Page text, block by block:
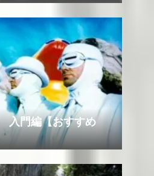
入門編【おすすめ